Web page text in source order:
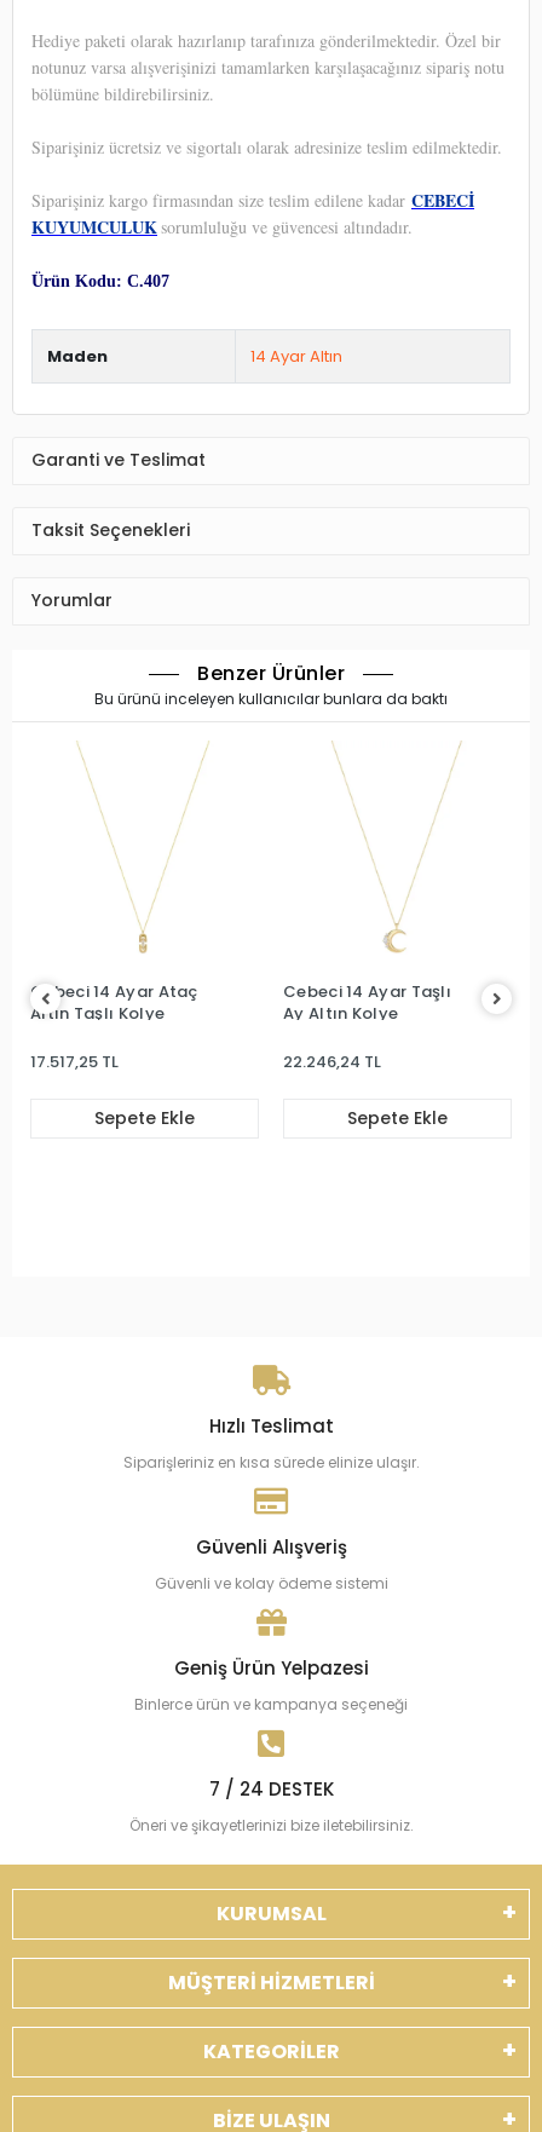
Hediye paketi olarak hazırlanıp tarafınıza gönderilmektedir. Özel bir
notunuz varsa alışverişinizi tamamlarken karşılaşacağınız sipariş notu
bölümüne bildirebilirsiniz.
Siparişiniz ücretsiz ve sigortalı olarak adresinize teslim edilmektedir.
Siparişiniz kargo firmasından size teslim edilene kadar CEBECİ
KUYUMCULUKsorumluluğu ve güvencesi altındadır.
Ürün Kodu: C.407
Maden 14 Ayar Altın
Garanti ve Teslimat
Taksit Seçenekleri
Yorumlar
Benzer Ürünler
Bu ürünü inceleyen kullanıcılar bunlara da baktı
Cebeci 14 Ayar Ataç
Altın Taşlı Kolye
17.517,25 TL
Sepete Ekle
Cebeci 14 Ayar Taşlı
Ay Altın Kolye
22.246,24 TL
Sepete Ekle
Hızlı Teslimat
Siparişleriniz en kısa sürede elinize ulaşır.
Güvenli Alışveriş
Güvenli ve kolay ödeme sistemi
Geniş Ürün Yelpazesi
Binlerce ürün ve kampanya seçeneği
7 / 24 DESTEK
Öneri ve şikayetlerinizi bize iletebilirsiniz.
KURUMSAL
MÜŞTERİ HİZMETLERİ
KATEGORİLER
BİZE ULAŞIN